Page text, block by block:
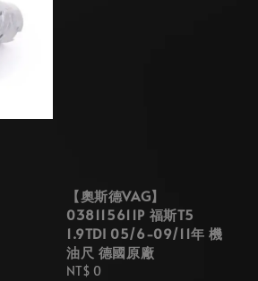
【奧斯德VAG】
038115611P 福斯T5
1.9TDI 05/6-09/11年 機
油尺 德國原廠
Regular
NT$ 0